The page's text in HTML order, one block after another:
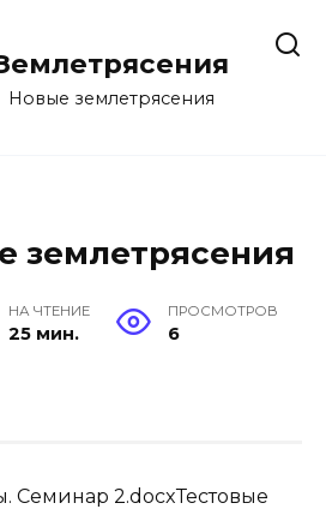
Новые землетрясения
землетрясения
НА ЧТЕНИЕ
25 мин.
ПРОСМОТРОВ
6
Семинар 2.docxТестовые